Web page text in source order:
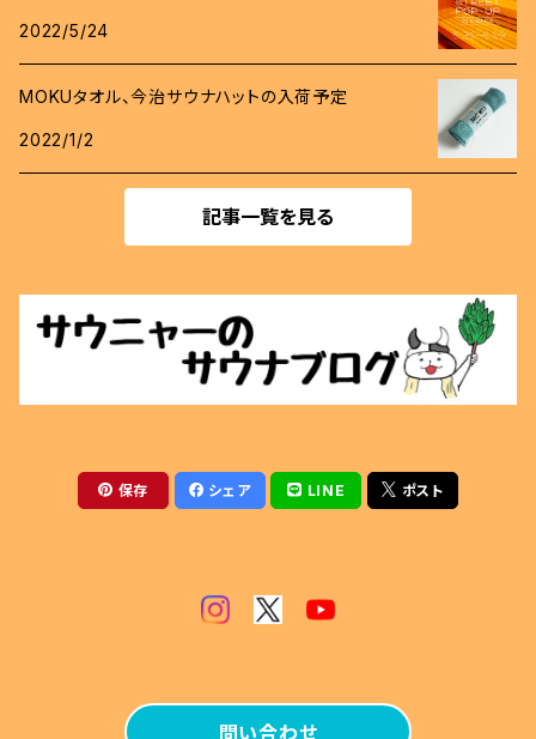
バッジ
ワッペン
ぬいぐるみ
斧
テントサウナ
サウナベンチ
火ばさみ
2022/5/24
MOKUタオル、今治サウナハットの入荷予定
2022/1/2
記事一覧を見る
保存 シェア LINE ポスト
問い合わせ